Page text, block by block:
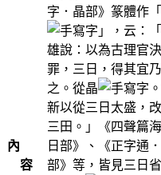
內
容
字．晶部》篆體作「
」，云：
雄說：以為古理官決
罪，三日，得其宜
之。從晶
新以從三日太盛，
三田。」《四聲篇海
日部》、《正字通
部》等，皆見三日